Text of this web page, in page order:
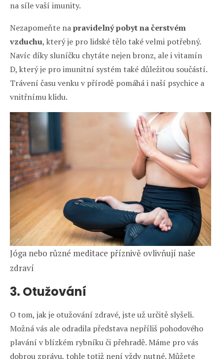
na síle vaší imunity.
Nezapomeňte napravidelný pobyt na čerstvém
vzduchu, který je pro lidské tělo také velmi potřebný.
Navíc díky sluníčku chytáte nejen bronz, ale i vitamín
D, který je pro imunitní systém také důležitou součástí.
Trávení času venku v přírodě pomáhá i naší psychice a
vnitřnímu klidu.
Jóga nebo různé meditace příznivě ovlivňují naše
zdraví
3. Otužování
O tom, jak je otužování zdravé, jste už určitě slyšeli.
Možná vás ale odradila představa nepříliš pohodového
plavání v blízkém rybníku či přehradě. Máme pro vás
dobrou zprávu, tohle totiž není vždy nutné. Můžete